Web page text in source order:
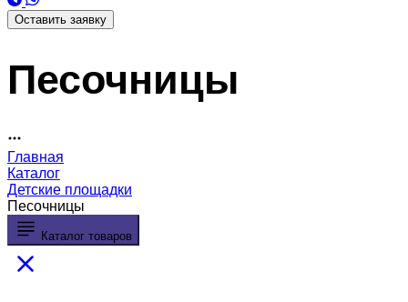
Оставить заявку
Песочницы
Главная
Каталог
Детские площадки
Песочницы
Каталог товаров